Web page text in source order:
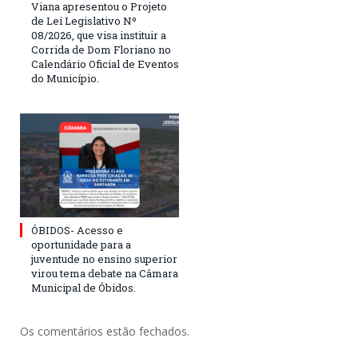
Viana apresentou o Projeto
de Lei Legislativo Nº
08/2026, que visa instituir a
Corrida de Dom Floriano no
Calendário Oficial de Eventos
do Município.
ÓBIDOS- Acesso e
oportunidade para a
juventude no ensino superior
virou tema debate na Câmara
Municipal de Óbidos.
Os comentários estão fechados.